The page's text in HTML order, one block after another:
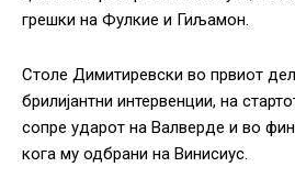
грешки на Фулкие и Гиљамон.
Столе Димитиревски во првиот
брилијантни интервенции, на
сопре ударот на Валверде и во
кога му одбрани на Винисиус.